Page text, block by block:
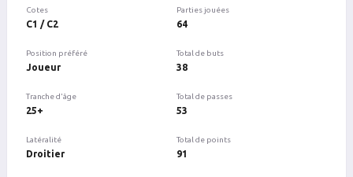
Cotes
C1 / C2
Position préféré
Joueur
Tranche d'âge
25+
Latéralité
Droitier
Parties jouées
64
Total de buts
38
Total de passes
53
Total de points
91